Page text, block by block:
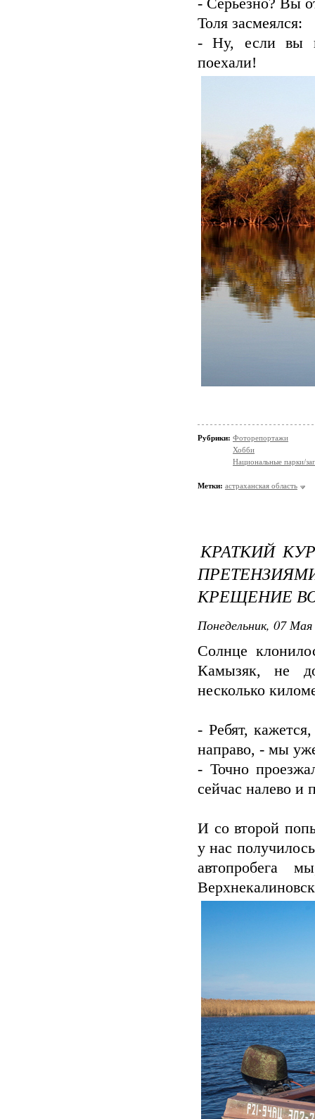
- Серьезно? Вы
Толя засмеялся:
- Ну, если вы
поехали!
Рубрики: Фоторепортажи
Хобби
Национальные парки/
Метки: астраханская область
КРАТКИЙ
КРЕЩЕНИЕ
Понедельник, 07
Солнце
Камызяк, не
несколько
- Ребят,
направо, - мы
- Точно
сейчас налево и
И со второй
у нас
автопробега